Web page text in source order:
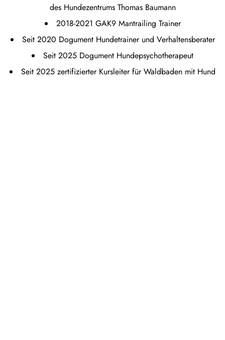
des Hundezentrums Thomas Baumann
2018-2021 GAK9 Mantrailing Trainer
Seit 2020 Dogument Hundetrainer und Verhaltensberater
Seit 2025 Dogument Hundepsychotherapeut
Seit 2025 zertifizierter Kursleiter für Waldbaden mit Hund